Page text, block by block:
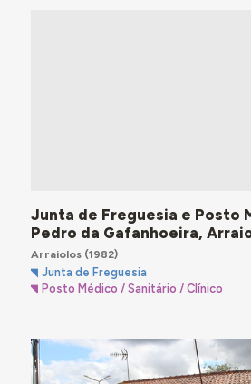
Junta de Freguesia e Posto
Pedro da Gafanhoeira,
Arraiolos(1982)
Junta de Freguesia
Posto Médico / Sanitário / Clínico